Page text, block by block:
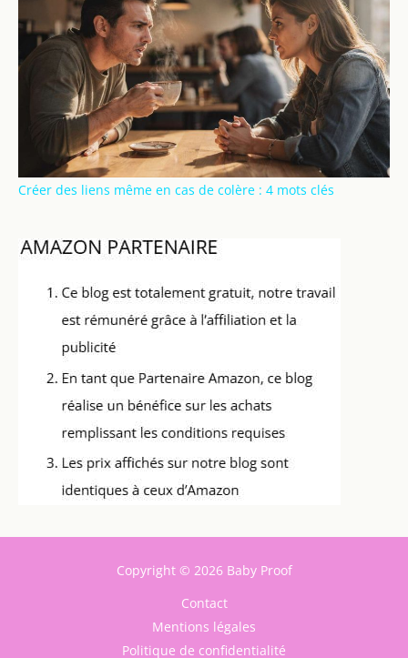
Créer des liens même en cas de colère : 4 mots clés
Copyright © 2026 Baby Proof
Contact
Mentions légales
Politique de confidentialité